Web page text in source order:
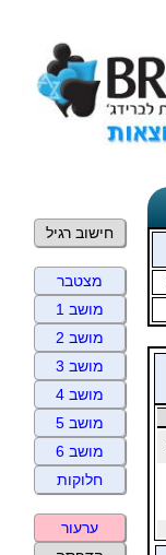
חישוב רגיל
מצטבר
מושב 1
מושב 2
מושב 3
מושב 4
מושב 5
מושב 6
חלוקות
ערעור